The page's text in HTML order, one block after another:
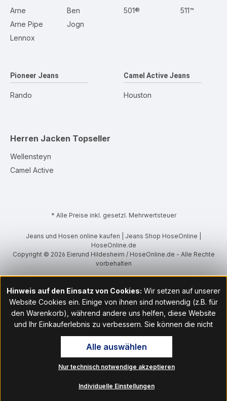
Arne
Arne Pipe
Lennox
Ben
Jogn
501® 511™
Pioneer Jeans
Rando
Camel Active Jeans
Houston
Herren Jacken Topseller
Wellensteyn
Camel Active
* Alle Preise inkl. gesetzl. Mehrwertsteuer
Jeans und Hosen online kaufen | Jeans Shop HoseOnline |
HoseOnline.de
Copyright © 2026 Eierund Hildesheim / HoseOnline.de - Alle Rechte
vorbehalten
Hinweis auf den Einsatz von Cookies: Wir setzen auf unserer
Website Cookies ein. Einige von ihnen sind notwendig (z.B. für
den Warenkorb), während andere uns helfen, diese Website
und Ihr Einkauferlebnis zu verbessern. Sie können die nicht
notwendigen Cookies mit Klick auf „OK“ akzeptieren oder per
Klick auf "Nur technisch notwendige akzeptieren" ablehnen. Den
Zugang zu den Cookie-Einstellungen finden Sie im Fußbereich
unserer Website im Menüpunkt „Informationen“. Dort können Sie
Nur technisch notwendige akzeptieren
Individuelle Einstellungen
Alle auswählen